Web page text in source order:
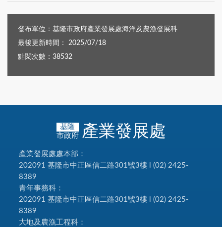
發布單位：基隆市政府產業發展處海洋及農漁發展科
最後更新時間： 2025/07/18
點閱次數：38532
基隆
市政府
產業發展處
產業發展處處本部：
202091 基隆市中正區信二路301號3樓 l (02) 2425-
8389
青年事務科：
202091 基隆市中正區信二路301號3樓 l (02) 2425-
8389
大地及農漁工程科：